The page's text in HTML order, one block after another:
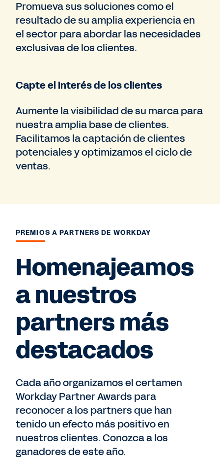
Promueva sus soluciones como el
resultado de su amplia experiencia en
el sector para abordar las necesidades
exclusivas de los clientes.
Capte el interés de los clientes
Aumente la visibilidad de su marca para
nuestra amplia base de clientes.
Facilitamos la captación de clientes
potenciales y optimizamos el ciclo de
ventas.
PREMIOS A PARTNERS DE WORKDAY
Homenajeamos
a nuestros
partners más
destacados
Cada año organizamos el certamen
Workday Partner Awards para
reconocer a los partners que han
tenido un efecto más positivo en
nuestros clientes. Conozca a los
ganadores de este año.